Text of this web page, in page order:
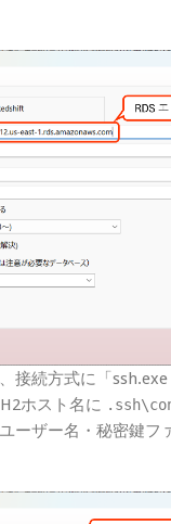
接続方式に「
ホスト名に
ーザー名・秘密鍵フ